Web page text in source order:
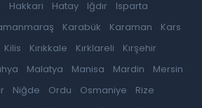
Hakkari Hatay Iğdır
Isparta
Karabük Karaman
Kars
Kilis Kırıkkale Kırklareli
Kırşehir
Malatya Manisa Mardin
Mersin
Niğde Ordu Osmaniye
Rize